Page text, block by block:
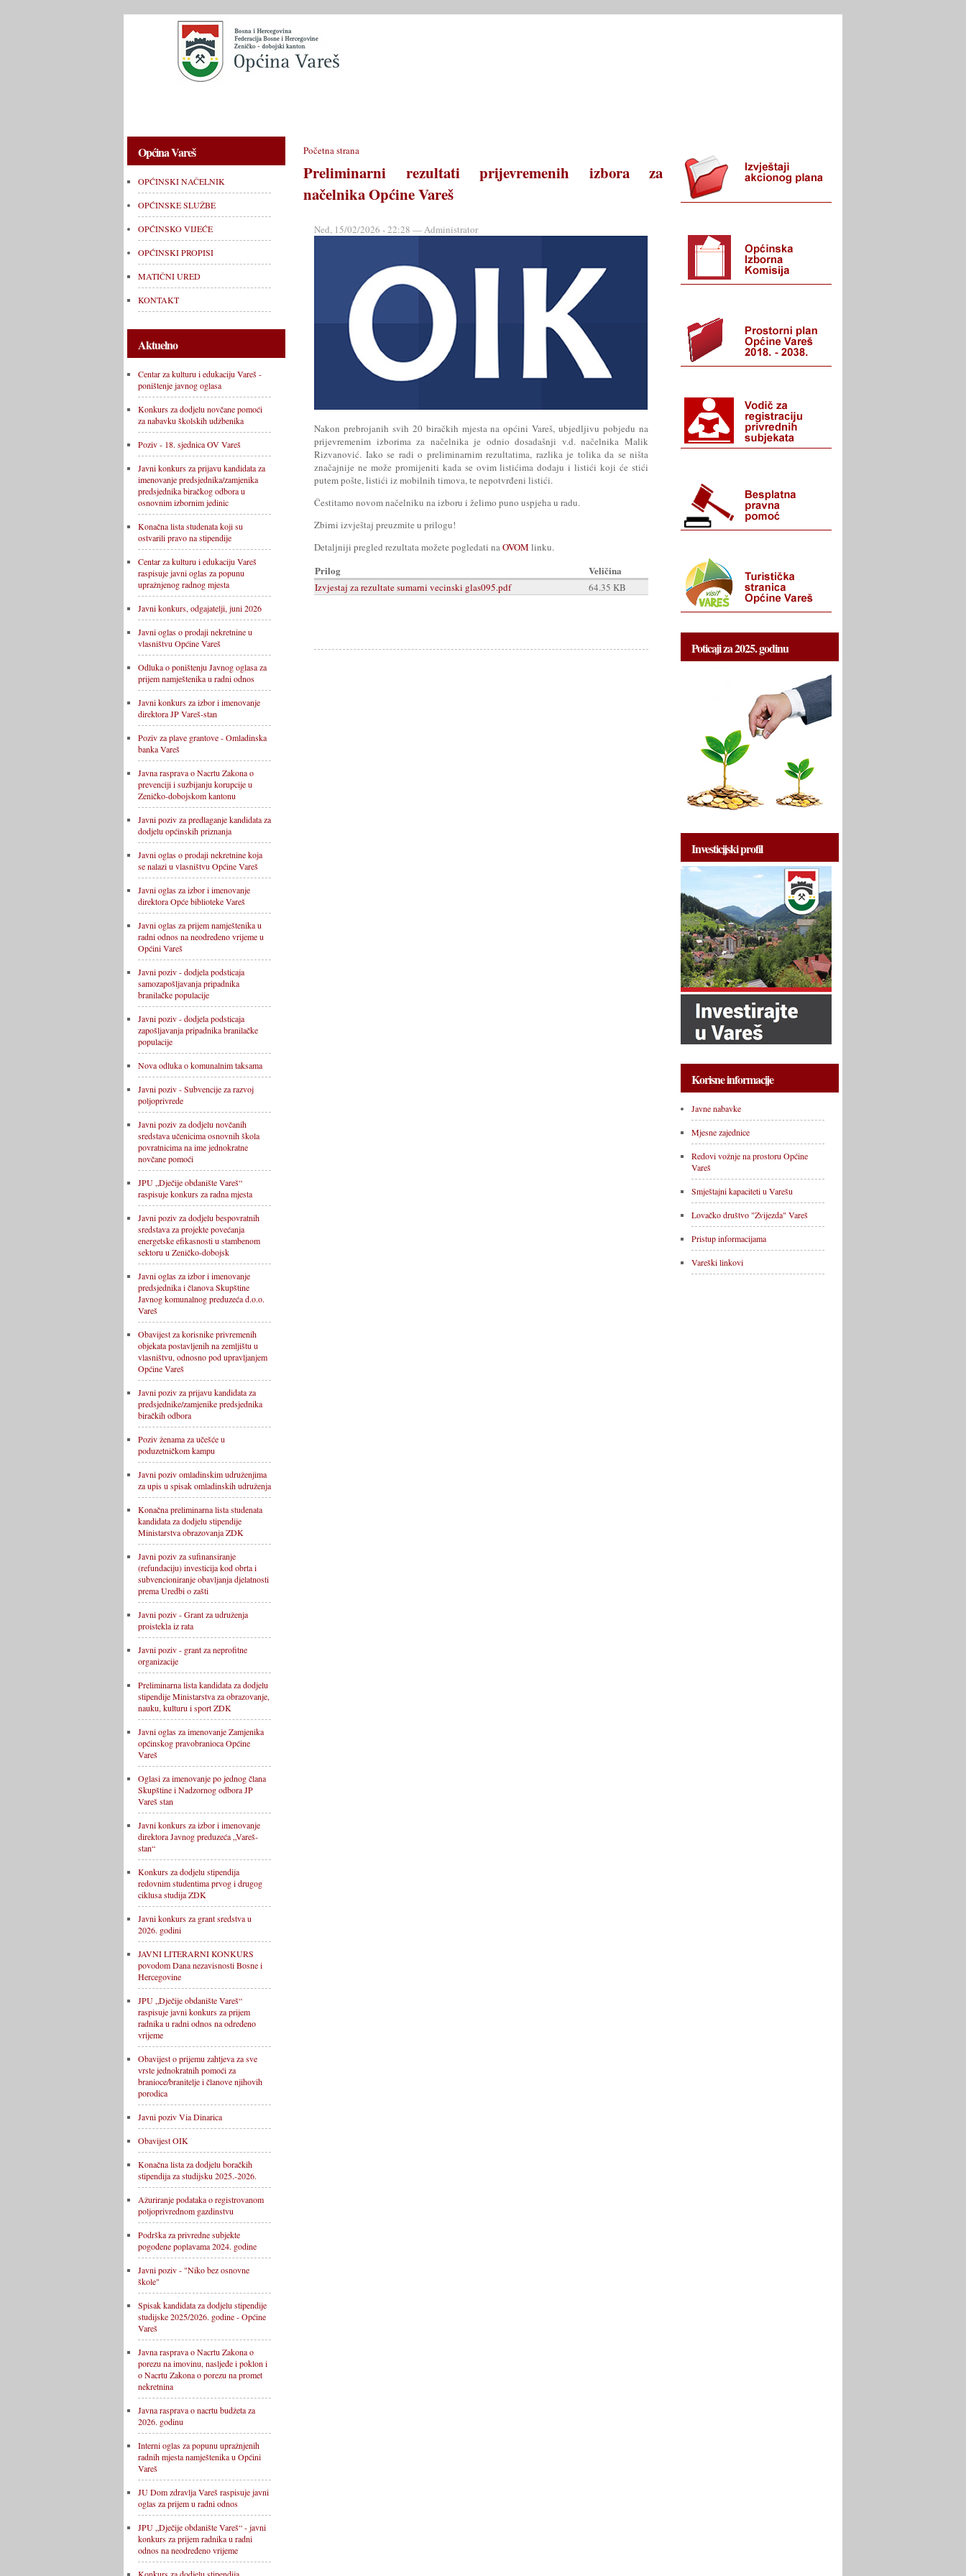
Općina Vareš
OPĆINSKI NAČELNIK
OPĆINSKE SLUŽBE
OPĆINSKO VIJEĆE
OPĆINSKI PROPISI
MATIČNI URED
KONTAKT
Aktuelno
Centar za kulturu i edukaciju Vareš -
poništenje javnog oglasa
Konkurs za dodjelu novčane pomoći
za nabavku školskih udžbenika
Poziv - 18. sjednica OV Vareš
Javni konkurs za prijavu kandidata za
imenovanje predsjednika/zamjenika
predsjednika biračkog odbora u
osnovnim izbornim jedinic
Konačna lista studenata koji su
ostvarili pravo na stipendije
Centar za kulturu i edukaciju Vareš
raspisuje javni oglas za popunu
upražnjenog radnog mjesta
Javni konkurs, odgajatelji, juni 2026
Javni oglas o prodaji nekretnine u
vlasništvu Općine Vareš
Odluka o poništenju Javnog oglasa za
prijem namještenika u radni odnos
Javni konkurs za izbor i imenovanje
direktora JP Vareš-stan
Poziv za plave grantove - Omladinska
banka Vareš
Javna rasprava o Nacrtu Zakona o
prevenciji i suzbijanju korupcije u
Zeničko-dobojskom kantonu
Javni poziv za predlaganje kandidata za
dodjelu općinskih priznanja
Javni oglas o prodaji nekretnine koja
se nalazi u vlasništvu Općine Vareš
Javni oglas za izbor i imenovanje
direktora Opće biblioteke Vareš
Javni oglas za prijem namještenika u
radni odnos na neodređeno vrijeme u
Općini Vareš
Javni poziv - dodjela podsticaja
samozapošljavanja pripadnika
branilačke populacije
Javni poziv - dodjela podsticaja
zapošljavanja pripadnika branilačke
populacije
Nova odluka o komunalnim taksama
Javni poziv - Subvencije za razvoj
poljoprivrede
Javni poziv za dodjelu novčanih
sredstava učenicima osnovnih škola
povratnicima na ime jednokratne
novčane pomoći
JPU „Dječije obdanište Vareš“
raspisuje konkurs za radna mjesta
Javni poziv za dodjelu bespovratnih
sredstava za projekte povećanja
energetske efikasnosti u stambenom
sektoru u Zeničko-dobojsk
Javni oglas za izbor i imenovanje
predsjednika i članova Skupštine
Javnog komunalnog preduzeća d.o.o.
Vareš
Obavijest za korisnike privremenih
objekata postavljenih na zemljištu u
vlasništvu, odnosno pod upravljanjem
Općine Vareš
Javni poziv za prijavu kandidata za
predsjednike/zamjenike predsjednika
biračkih odbora
Poziv ženama za učešće u
poduzetničkom kampu
Javni poziv omladinskim udruženjima
za upis u spisak omladinskih udruženja
Konačna preliminarna lista studenata
kandidata za dodjelu stipendije
Ministarstva obrazovanja ZDK
Javni poziv za sufinansiranje
(refundaciju) investicija kod obrta i
subvencioniranje obavljanja djelatnosti
prema Uredbi o zašti
Javni poziv - Grant za udruženja
proistekla iz rata
Javni poziv - grant za neprofitne
organizacije
Preliminarna lista kandidata za dodjelu
stipendije Ministarstva za obrazovanje,
nauku, kulturu i sport ZDK
Javni oglas za imenovanje Zamjenika
općinskog pravobranioca Općine
Vareš
Oglasi za imenovanje po jednog člana
Skupštine i Nadzornog odbora JP
Vareš stan
Javni konkurs za izbor i imenovanje
direktora Javnog preduzeća „Vareš-
stan“
Konkurs za dodjelu stipendija
redovnim studentima prvog i drugog
ciklusa studija ZDK
Javni konkurs za grant sredstva u
2026. godini
JAVNI LITERARNI KONKURS
povodom Dana nezavisnosti Bosne i
Hercegovine
JPU „Dječije obdanište Vareš“
raspisuje javni konkurs za prijem
radnika u radni odnos na određeno
vrijeme
Obavijest o prijemu zahtjeva za sve
vrste jednokratnih pomoći za
branioce/branitelje i članove njihovih
porodica
Javni poziv Via Dinarica
Obavijest OIK
Konačna lista za dodjelu boračkih
stipendija za studijsku 2025.-2026.
Ažuriranje podataka o registrovanom
poljoprivrednom gazdinstvu
Podrška za privredne subjekte
pogođene poplavama 2024. godine
Javni poziv - "Niko bez osnovne
škole"
Spisak kandidata za dodjelu stipendije
studijske 2025/2026. godine - Općine
Vareš
Javna rasprava o Nacrtu Zakona o
porezu na imovinu, nasljeđe i poklon i
o Nacrtu Zakona o porezu na promet
nekretnina
Javna rasprava o nacrtu budžeta za
2026. godinu
Interni oglas za popunu upražnjenih
radnih mjesta namještenika u Općini
Vareš
JU Dom zdravlja Vareš raspisuje javni
oglas za prijem u radni odnos
JPU „Dječije obdanište Vareš“ - javni
konkurs za prijem radnika u radni
odnos na neodređeno vrijeme
Početna strana
Preliminarni rezultati prijevremenih izbora za
načelnika Općine Vareš
Ned, 15/02/2026 - 22:28 — Administrator
Nakon prebrojanih svih 20 biračkih mjesta na općini Vareš, ubjedljivu pobjedu na
prijevremenim izborima za načelnika je odnio dosadašnji v.d. načelnika Malik
Rizvanović. Iako se radi o preliminarnim rezultatima, razlika je tolika da se ništa
značajnije ne može promijeniti kada se ovim listićima dodaju i listići koji će stići
putem pošte, listići iz mobilnih timova, te nepotvrđeni listići.
Čestitamo novom načelniku na izboru i želimo puno uspjeha u radu.
Zbirni izvještaj preuzmite u prilogu!
Detaljniji pregled rezultata možete pogledati naOVOM linku.
Prilog Veličina
Izvjestaj za rezultate sumarni vecinski glas095.pdf 64.35 KB
Poticaji za 2025. godinu
Investicijski profil
Korisne informacije
Javne nabavke
Mjesne zajednice
Redovi vožnje na prostoru Općine
Vareš
Smještajni kapaciteti u Varešu
Lovačko društvo "Zvijezda" Vareš
Pristup informacijama
Vareški linkovi